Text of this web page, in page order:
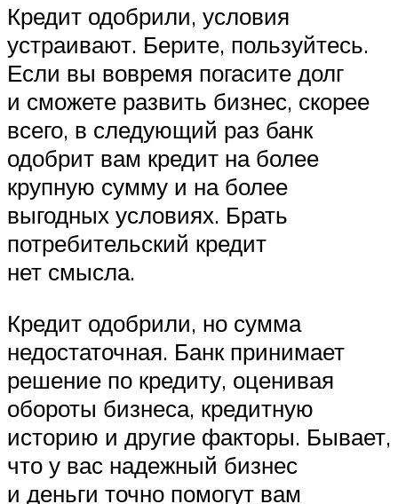
Кредит одобрили, условия
устраивают. Берите, пользуйтесь.
Если вы вовремя погасите долг
и сможете развить бизнес, скорее
всего, в следующий раз банк
одобрит вам кредит на более
крупную сумму и на более
выгодных условиях. Брать
потребительский кредит
нет смысла.
Кредит одобрили, но сумма
недостаточная. Банк принимает
решение по кредиту, оценивая
обороты бизнеса, кредитную
историю и другие факторы. Бывает,
что у вас надежный бизнес
и деньги точно помогут вам